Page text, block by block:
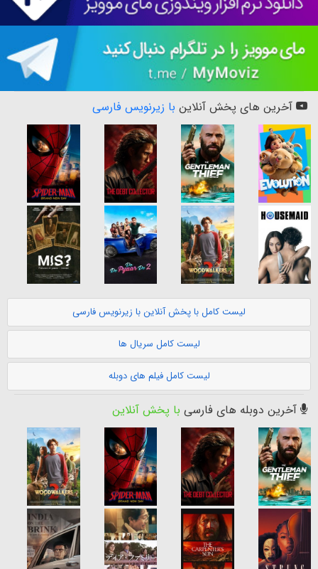
آخرین های پخش آنلاین با زیرنویس فارسی
لیست کامل با پخش آنلاین با زیرنویس فارسی
لیست کامل سریال ها
لیست کامل فیلم های دوبله
آخرین دوبله های فارسی با پخش آنلاین